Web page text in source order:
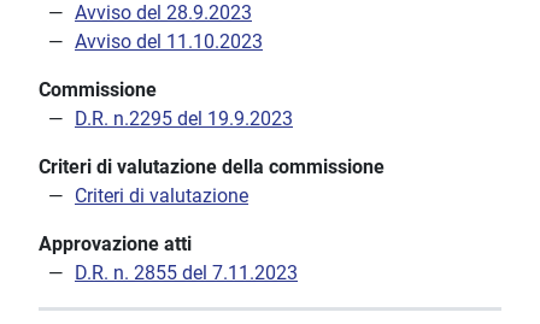
Avviso del 28.9.2023
Avviso del 11.10.2023
Commissione
D.R. n.2295 del 19.9.2023
Criteri di valutazione della commissione
Criteri di valutazione
Approvazione atti
D.R. n. 2855 del 7.11.2023